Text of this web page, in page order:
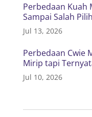
Perbedaan Kuah
Sampai Salah
Jul 13, 2026
Perbedaan Cwie
Mirip tapi
Jul 10, 2026